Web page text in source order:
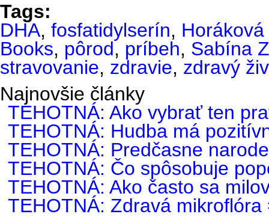
Tags:
DHA, fosfatidylserín,
Books, pôrod, príbeh, Sabína
stravovanie, zdravie, zdravý
Najnovšie články
TEHOTNÁ: Ako vybrať ten
TEHOTNÁ: Hudba má
TEHOTNÁ: Predčasne
TEHOTNÁ: Čo spôsobuje
TEHOTNÁ: Ako často sa
TEHOTNÁ: Zdravá